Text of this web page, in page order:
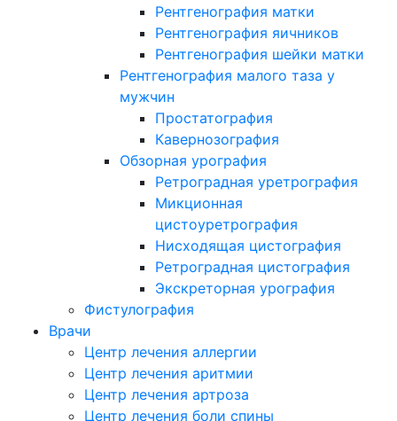
Рентгенография матки
Рентгенография яичников
Рентгенография шейки матки
Рентгенография малого таза у
мужчин
Простатография
Кавернозография
Обзорная урография
Ретроградная уретрография
Микционная
цистоуретрография
Нисходящая цистография
Ретроградная цистография
Экскреторная урография
Фистулография
Врачи
Центр лечения аллергии
Центр лечения аритмии
Центр лечения артроза
Центр лечения боли спины